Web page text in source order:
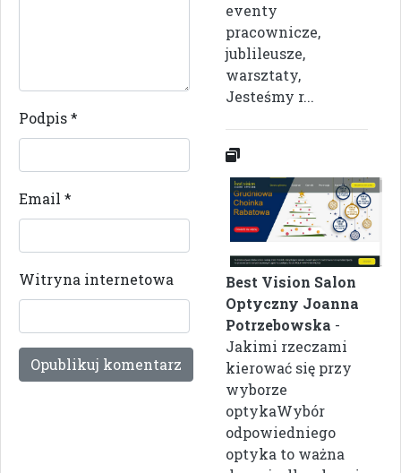
Podpis*
Email *
Witryna internetowa
eventy
pracownicze,
jublileusze,
warsztaty,
Jesteśmy r...
Best Vision Salon
Optyczny Joanna
Potrzebowska -
Jakimi rzeczami
kierować się przy
wyborze
optykaWybór
odpowiedniego
optyka to ważna